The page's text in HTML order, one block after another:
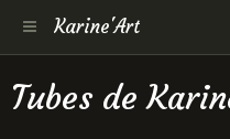
Karine'Art
Tubes de